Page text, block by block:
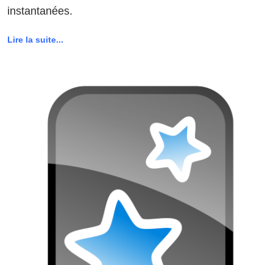
instantanées.
Lire la suite...